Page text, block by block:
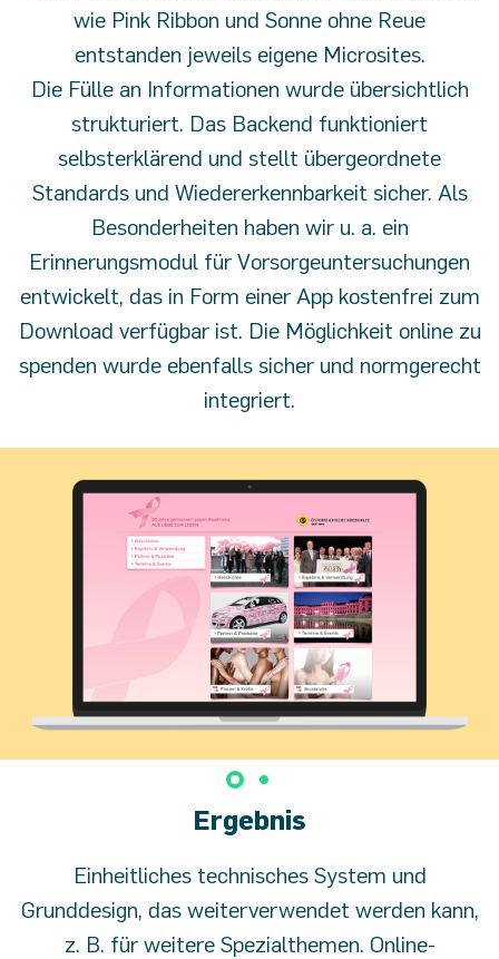
wie Pink Ribbon und Sonne ohne Reue
entstanden jeweils eigene Microsites.
Die Fülle an Informationen wurde übersichtlich
strukturiert. Das Backend funktioniert
selbsterklärend und stellt übergeordnete
Standards und Wiedererkennbarkeit sicher. Als
Besonderheiten haben wir u. a. ein
Erinnerungsmodul für Vorsorgeuntersuchungen
entwickelt, das in Form einer App kostenfrei zum
Download verfügbar ist. Die Möglichkeit online zu
spenden wurde ebenfalls sicher und normgerecht
integriert.
Ergebnis
Einheitliches technisches System und
Grunddesign, das weiterverwendet werden kann,
z. B. für weitere Spezialthemen. Online-